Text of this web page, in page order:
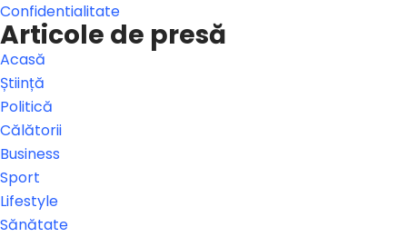
Confidentialitate
Articole de presă
Acasă
Știință
Politică
Călătorii
Business
Sport
Lifestyle
Sănătate